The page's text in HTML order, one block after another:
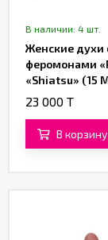
В наличии: 4 шт.
Женские духи
феромонами
«Shiatsu» (15
23 000 T
В корзину